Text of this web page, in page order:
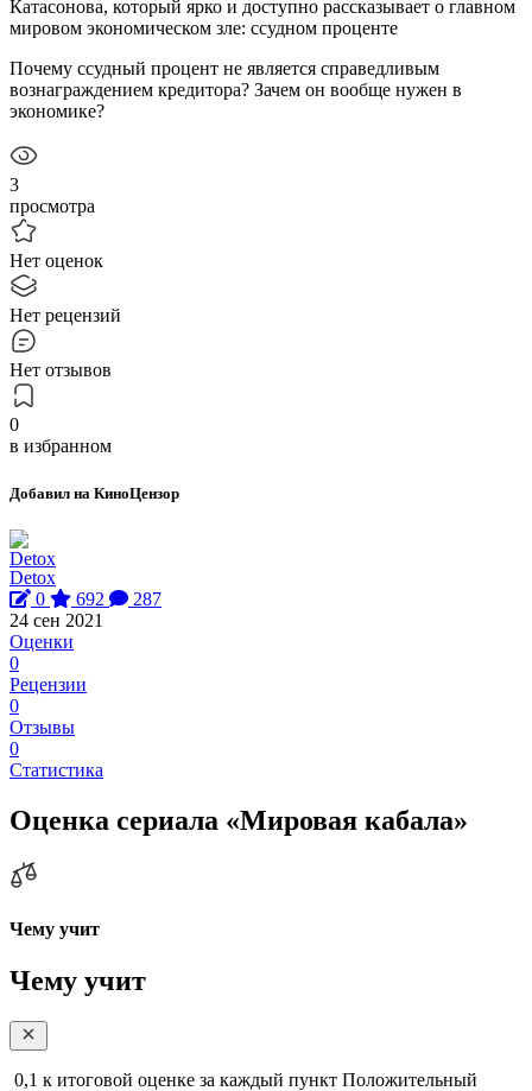
Катасонова, который ярко и доступно рассказывает о главном
мировом экономическом зле: ссудном проценте
Почему ссудный процент не является справедливым
вознаграждением кредитора? Зачем он вообще нужен в
экономике?
3
просмотра
Нет оценок
Нет рецензий
Нет отзывов
0
в избранном
Добавил на КиноЦензор
Detox
0
692
287
24 сен 2021
Оценки
0
Рецензии
0
Отзывы
0
Статистика
Оценка сериала «Мировая кабала»
Чему учит
Чему учит
0,1 к итоговой оценке за каждый пункт Положительный